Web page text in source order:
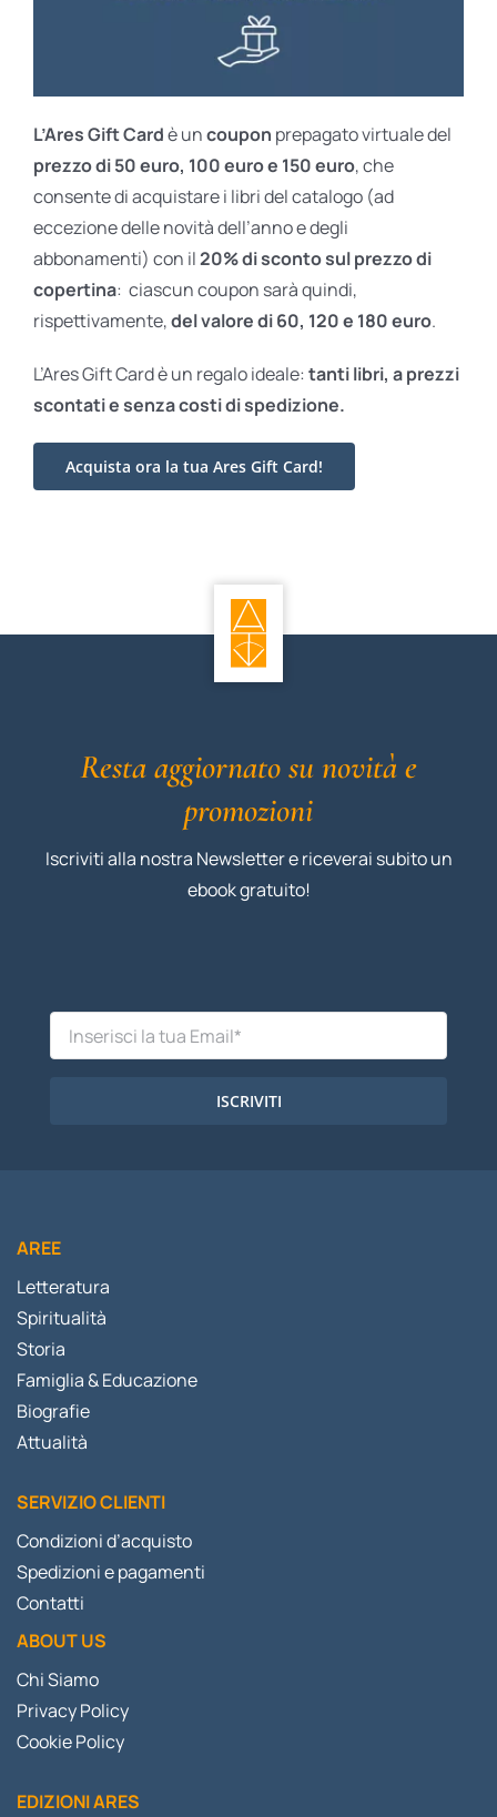
L’Ares Gift Cardè uncoupon prepagato virtuale del
prezzo di 50 euro, 100 euro e 150 euro, che
consente di acquistare i libri del catalogo (ad
eccezione delle novità dell’anno e degli
abbonamenti) con il20% di sconto sul prezzo di
copertina: ciascun coupon sarà quindi,
rispettivamente,del valore di 60, 120 e 180 euro.
L’Ares Gift Card è un regalo ideale: tanti libri, a prezzi
scontati esenza costi di spedizione.
Acquista ora la tua Ares Gift Card!
Resta aggiornato su novità e
promozioni
Iscriviti alla nostra Newsletter e riceverai subito un
ebook gratuito!
ISCRIVITI
AREE
Letteratura
Spiritualità
Storia
Famiglia & Educazione
Biografie
Attualità
SERVIZIO CLIENTI
Condizioni d’acquisto
Spedizioni e pagamenti
Contatti
ABOUT US
Chi Siamo
Privacy Policy
Cookie Policy
EDIZIONI ARES